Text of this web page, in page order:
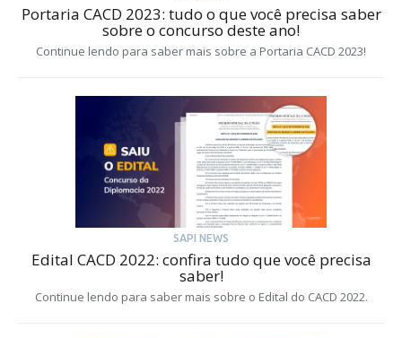
Portaria CACD 2023: tudo o que você precisa saber
sobre o concurso deste ano!
Continue lendo para saber mais sobre a Portaria CACD 2023!
SAPI NEWS
Edital CACD 2022: confira tudo que você precisa
saber!
Continue lendo para saber mais sobre o Edital do CACD 2022.